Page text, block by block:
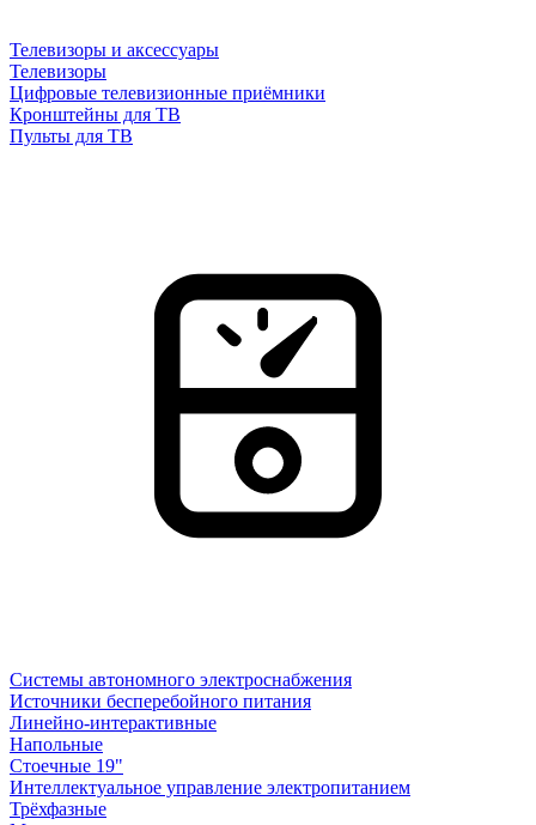
Телевизоры и аксессуары
Телевизоры
Цифровые телевизионные приёмники
Кронштейны для ТВ
Пульты для ТВ
Системы автономного электроснабжения
Источники бесперебойного питания
Линейно-интерактивные
Напольные
Стоечные 19"
Интеллектуальное управление электропитанием
Трёхфазные